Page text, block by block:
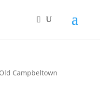
Campbeltown